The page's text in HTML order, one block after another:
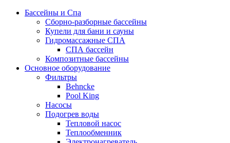
Бассейны и Спа
Сборно-разборные бассейны
Купели для бани и сауны
Гидромассажные СПА
СПА бассейн
Композитные бассейны
Основное оборудование
Фильтры
Behncke
Pool King
Насосы
Подогрев воды
Тепловой насос
Теплообменник